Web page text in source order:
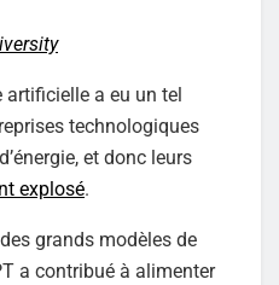
artificielle a eu un tel
technologiques
et donc leurs
explosé.
grands modèles de
a contribué à alimenter